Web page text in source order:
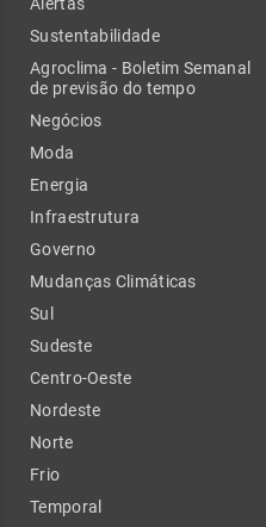
Sustentabilidade
Agroclima - Boletim Semanal
de previsão do tempo
Negócios
Moda
Energia
Infraestrutura
Governo
Mudanças Climáticas
Sul
Sudeste
Centro-Oeste
Nordeste
Norte
Frio
Temporal